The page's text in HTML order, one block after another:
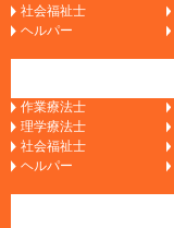
社会福祉士
ヘルパー
作業療法士
理学療法士
社会福祉士
ヘルパー